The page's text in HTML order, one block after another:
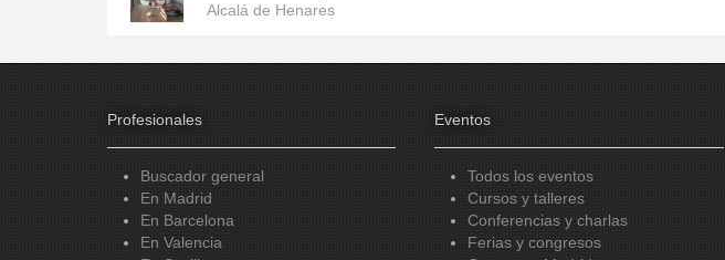
Alcalá de Henares
Profesionales
Buscador general
En Madrid
En Barcelona
En Valencia
Eventos
Todos los eventos
Cursos y talleres
Conferencias y charlas
Ferias y congresos